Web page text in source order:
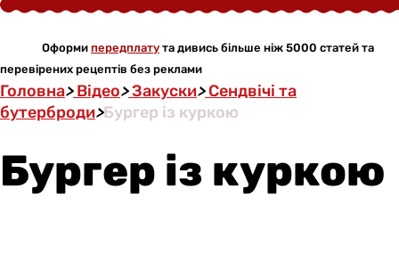
Оформи передплату та дивись більше ніж 5000 статей та
перевірених рецептів без реклами
Головна>Відео>Закуски>Сендвічі та
бутерброди>Бургер із куркою
Бургер із куркою